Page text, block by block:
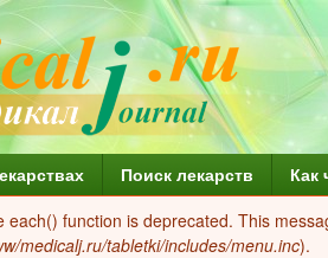
Поиск лекарств Как
each() function is deprecated. This
medicalj.ru/tabletki/includes/menu.inc).